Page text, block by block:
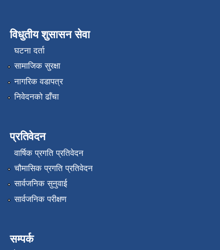
विधुतीय शुसासन सेवा
घटना दर्ता
सामाजिक सुरक्षा
नागरिक वडापत्र
निवेदनको ढाँचा
प्रतिवेदन
वार्षिक प्रगति प्रतिवेदन
चौमासिक प्रगति प्रतिवेदन
सार्वजनिक सुनुवाई
सार्वजनिक परीक्षण
सम्पर्क